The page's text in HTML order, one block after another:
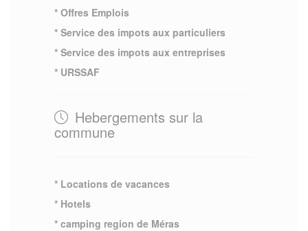
* Offres Emplois
* Service des impots aux particuliers
* Service des impots aux entreprises
* URSSAF
Hebergements sur la
commune
* Locations de vacances
* Hotels
* camping region de Méras